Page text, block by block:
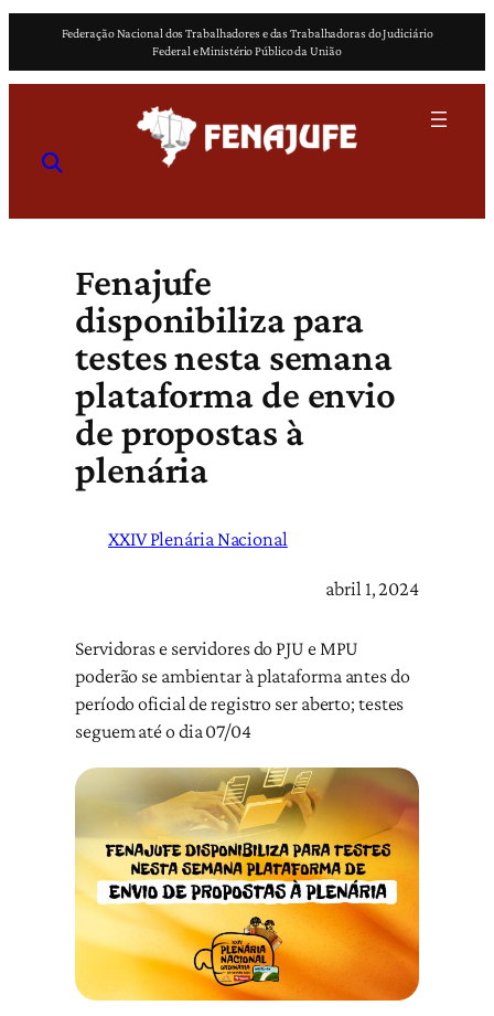
o
Federação Nacional dos Trabalhadores e das Trabalhadoras do Judiciário
Federal e Ministério Público da União
Fenajufe
disponibiliza para
testes nesta semana
plataforma de envio
de propostas à
plenária
XXIV Plenária Nacional
abril 1, 2024
Servidoras e servidores do PJU e MPU
poderão se ambientar à plataforma antes do
período oficial de registro ser aberto; testes
seguem até o dia 07/04